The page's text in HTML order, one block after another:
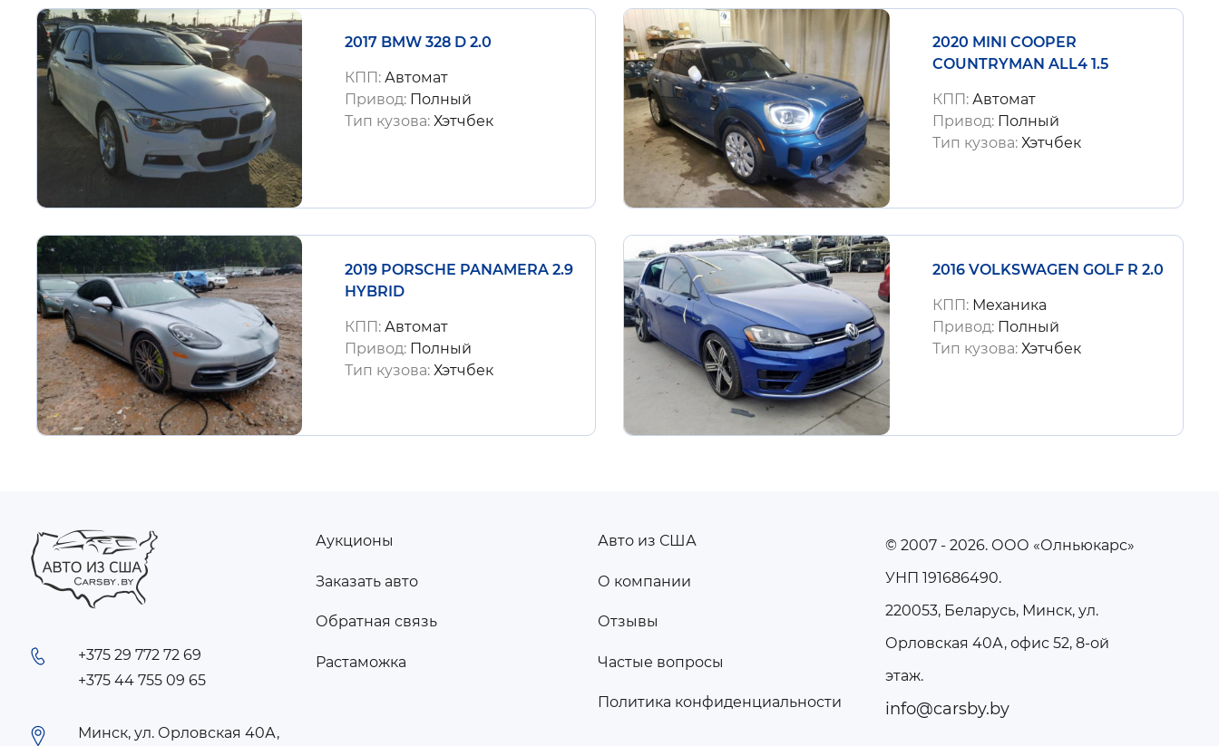
2017 BMW 328 D 2.0
КПП:Автомат
Привод: Полный
Тип кузова:Хэтчбек
2020 MINI COOPER
COUNTRYMAN ALL4 1.5
КПП: Автомат
Привод: Полный
Тип кузова: Хэтчбек
2019 PORSCHE PANAMERA 2.9
HYBRID
КПП:Автомат
Привод: Полный
Тип кузова:Хэтчбек
2016 VOLKSWAGEN GOLF R 2.0
КПП: Механика
Привод: Полный
Тип кузова: Хэтчбек
+375 29 772 72 69
+375 44 755 09 65
Минск, ул. Орловская 40А,
MENU
Аукционы
Заказать авто
Обратная связь
Растаможка
2
Авто из США
О компании
Отзывы
Частые вопросы
Политика конфиденциальности
© 2007 - 2026. ООО «Олньюкарс»
УНП 191686490.
220053, Беларусь, Минск, ул.
Орловская 40А, офис 52, 8-ой
этаж.
info@carsby.by